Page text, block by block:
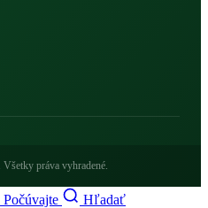
práva vyhradené.
Počúvajte Hľadať